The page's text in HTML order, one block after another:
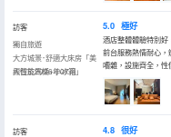
訪客
獨自旅遊
大方城景･舒適大床房「美
標智能馬桶+小冰箱」
入住於2026年07月
5.0 極好
酒店整體體驗特別好
前台服務熱情耐心
嘈雜，設施齊全，性
訪客
4.8 很好